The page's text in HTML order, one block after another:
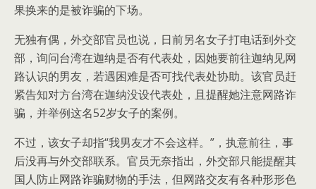
果换来的是被诈骗的下场。
无独有偶，外交部官员也说，日前另名女子打电话到外交
部，询问台湾在迦纳是否有代表处，因她要前往迦纳见网
路认识的男友，若遇困难是否可找代表处协助。该官员赶
紧告知对方台湾在迦纳没设代表处，且提醒她注意网路诈
骗，并举例这名52岁女子的案例。
不过，该女子却指“我男友才不会这样。”，执意前往，事
后没再与外交部联系。官员无奈指出，外交部只能提醒其
国人防止网路诈骗财物的手法，但网路交友有各种形形色